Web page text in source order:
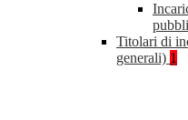
Titolari di
generali) 1